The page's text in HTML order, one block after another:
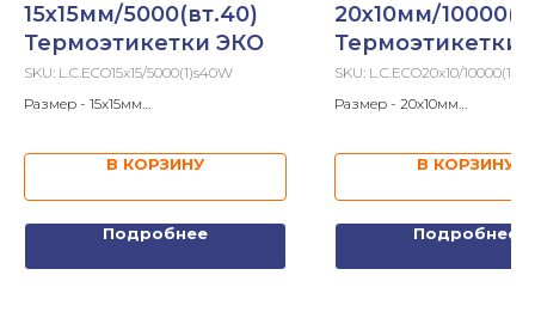
15х15мм/5000(вт.40)
Термоэтикетки ЭКО
SKU: L.C.ECO15x15/5000(1)s40W
Размер - 15х15мм
В КОРЗИНУ
Подробнее
20х10мм/
Термоэтикетки
SKU: L.C.ECO20x10/
Размер - 20х10мм
В КОРЗИНУ
Подробнее